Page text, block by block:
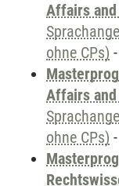
Affairs and
ohne CPs) -
Affairs
ohne CPs) -